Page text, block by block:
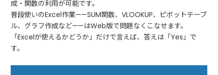
成・関数の利用が可能です。
普段使いのExcel作業——SUM関数、VLOOKUP、ピボットテーブ
ル、グラフ作成など——はWeb版で問題なくこなせます。
「Excelが使えるかどうか」だけで言えば、答えは「Yes」で
す。